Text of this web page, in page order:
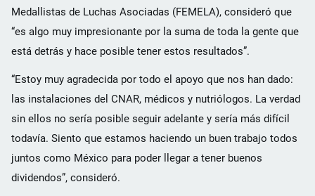
Medallistas de Luchas Asociadas (FEMELA), consideró que
“es algo muy impresionante por la suma de toda la gente que
está detrás y hace posible tener estos resultados”.
“Estoy muy agradecida por todo el apoyo que nos han dado:
las instalaciones del CNAR, médicos y nutriólogos. La verdad
sin ellos no sería posible seguir adelante y sería más difícil
todavía. Siento que estamos haciendo un buen trabajo todos
juntos como México para poder llegar a tener buenos
dividendos”, consideró.